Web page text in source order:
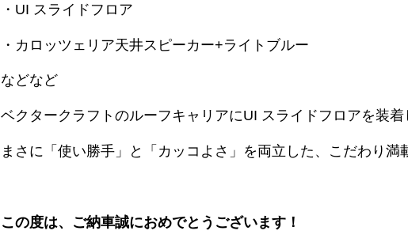
・UI スライドフロア
・カロッツェリア天井スピーカー+ライトブルー
などなど
ベクタークラフトのルーフキャリアにUI スライドフロアを装着
まさに「使い勝手」と「カッコよさ」を両立した、こだわり満
この度は、ご納車誠におめでとうございます！